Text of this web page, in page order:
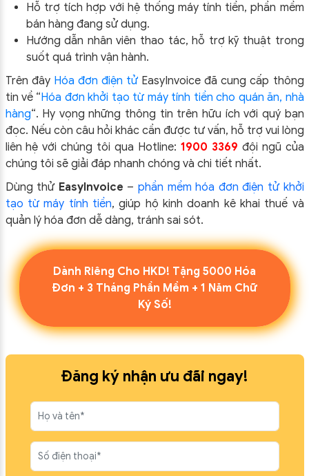
Hỗ trợ tích hợp với hệ thống máy tính tiền, phần mềm
bán hàng đang sử dụng.
Hướng dẫn nhân viên thao tác, hỗ trợ kỹ thuật trong
suốt quá trình vận hành.
Trên đây Hóa đơn điện tử EasyInvoice đã cung cấp thông
tin về “Hóa đơn khởi tạo từ máy tính tiền cho quán ăn, nhà
hàng“. Hy vọng những thông tin trên hữu ích với quý bạn
đọc. Nếu còn câu hỏi khác cần được tư vấn, hỗ trợ vui lòng
liên hệ với chúng tôi qua Hotline: 1900 3369 đội ngũ của
chúng tôi sẽ giải đáp nhanh chóng và chi tiết nhất.
Dùng thử EasyInvoice – phần mềm hóa đơn điện tử khởi
tạo từ máy tính tiền, giúp hộ kinh doanh kê khai thuế và
quản lý hóa đơn dễ dàng, tránh sai sót.
Dành Riêng Cho HKD! Tặng 5000 Hóa
Đơn + 3 Tháng Phần Mềm + 1 Năm Chữ
Ký Số!
Đăng ký nhận ưu đãi ngay!